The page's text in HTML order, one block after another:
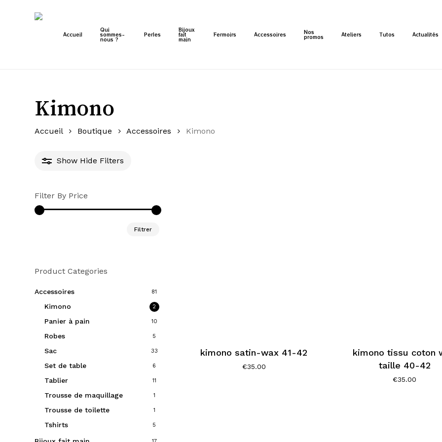
Accueil
Qui
sommes-
nous ?
Perles
Bijoux
fait
main
Fermoirs Accessoires Nos
promos Ateliers Tutos Actualités
Cart
Kimono
Accueil Boutique Accessoires Kimono
Show Hide Filters
Filter By Price
Filtrer
Product Categories
Accessoires 81
Kimono 2
Panier à pain 10
Robes 5
Sac 33
Set de table 6
Tablier 11
Trousse de maquillage 1
Trousse de toilette 1
Tshirts 5
kimono satin-wax 41-42
€35.00
kimono tissu coton
taille 40-42
€35.00